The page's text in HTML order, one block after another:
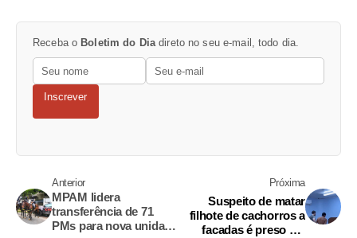
Receba o Boletim do Dia direto no seu e-mail, todo dia.
Inscrever
Anterior
MPAM lidera
transferência de 71
PMs para nova unidade
Próxima
Suspeito de matar
filhote de cachorros a
facadas é preso em